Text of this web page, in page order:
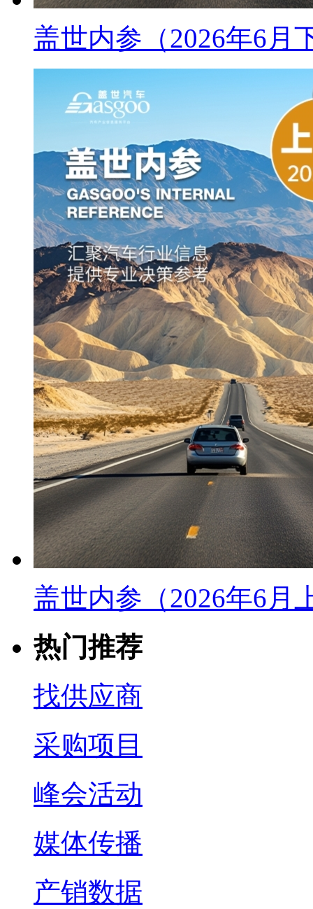
盖世内参（2026年6月
盖世内参（2026年6月
热门推荐
找供应商
采购项目
峰会活动
媒体传播
产销数据